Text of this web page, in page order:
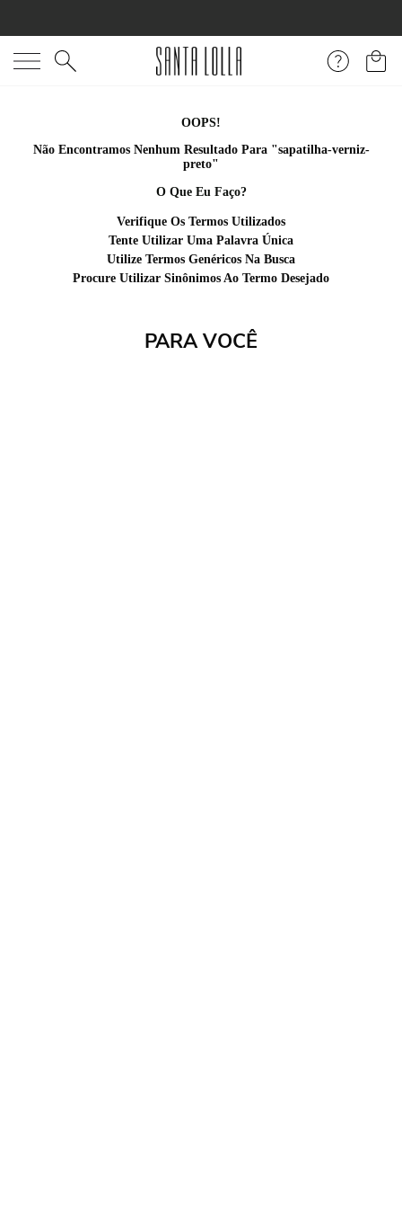
O que você está procurando?
OOPS!
Não Encontramos Nenhum Resultado Para "sapatilha-verniz-
preto"
O Que Eu Faço?
Verifique Os Termos Utilizados
Tente Utilizar Uma Palavra Única
Utilize Termos Genéricos Na Busca
Procure Utilizar Sinônimos Ao Termo Desejado
PARA VOCÊ